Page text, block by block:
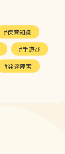
保育知識
手遊び
発達障害